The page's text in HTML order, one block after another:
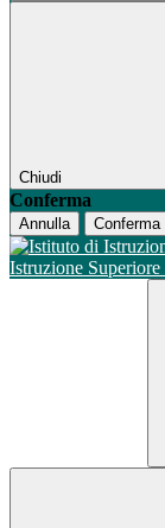
Chiudi
Conferma
Annulla Conferma
Istruzione Superiore